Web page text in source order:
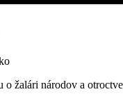
žalári národov a